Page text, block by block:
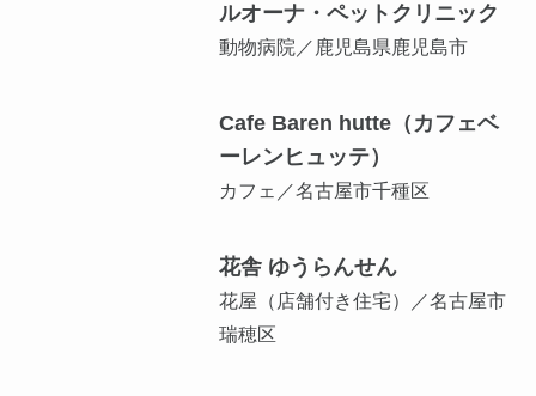
ルオーナ・ペットクリニック
動物病院／鹿児島県鹿児島市
Cafe Baren hutte（カフェベ
ーレンヒュッテ）
カフェ／名古屋市千種区
花舎 ゆうらんせん
花屋（店舗付き住宅）／名古屋市
瑞穂区